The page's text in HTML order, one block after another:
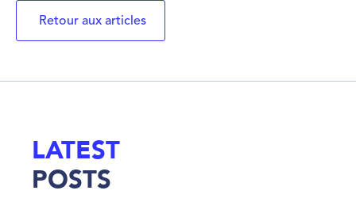
Retour aux articles
LATEST
POSTS